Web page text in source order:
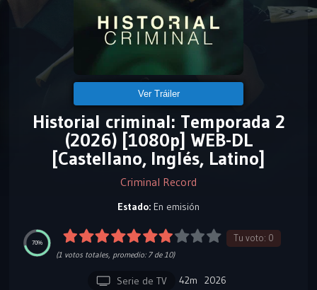
Ver Tráiler
Historial criminal: Temporada 2
(2026) [1080p] WEB-DL
[Castellano, Inglés, Latino]
Criminal Record
Estado: En emisión
70% Tu voto: 0
(1 votos totales, promedio: 7de 10)
Serie de TV 42m 2026